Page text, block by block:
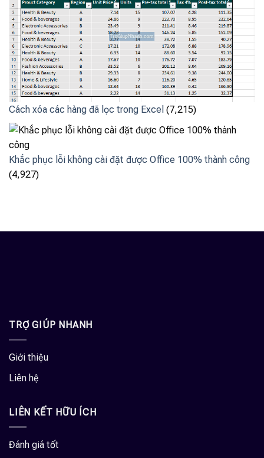
Cách xóa các hàng đã lọc trong Excel (7,215)
Khắc phục lỗi không cài đặt được Office 100% thành công
(4,927)
TRỢ GIÚP NHANH
Giới thiệu
Liên hệ
LIÊN KẾT HỮU ÍCH
Đánh giá tốt